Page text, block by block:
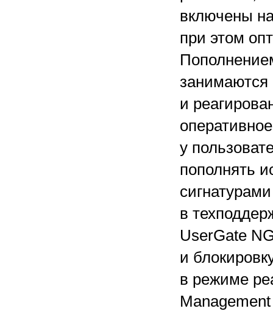
включены
при этом
занимаются
и
у
пополнять
в
UserGate
и
в режиме